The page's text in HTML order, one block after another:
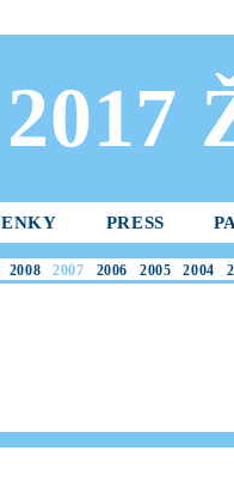
PRESS
2008 2007 2006 2005 2004